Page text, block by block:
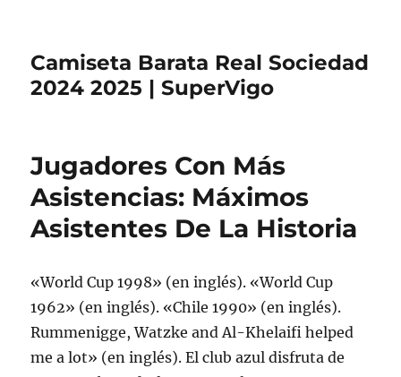
Camiseta Barata Real Sociedad
2024 2025 | SuperVigo
Jugadores Con Más
Asistencias: Máximos
Asistentes De La Historia
«World Cup 1998» (en inglés). «World Cup
1962» (en inglés). «Chile 1990» (en inglés).
Rummenigge, Watzke and Al-Khelaifi helped
me a lot» (en inglés). El club azul disfruta de